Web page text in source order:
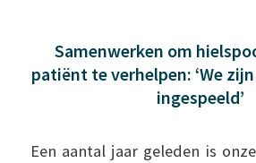
Samenwerken om
patiënt te verhelpen: ‘We
ingespeeld’
Een aantal jaar geleden is